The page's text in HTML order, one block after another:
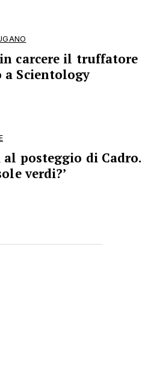
carcere il truffatore
a Scientology
al posteggio di Cadro.
verdi?’